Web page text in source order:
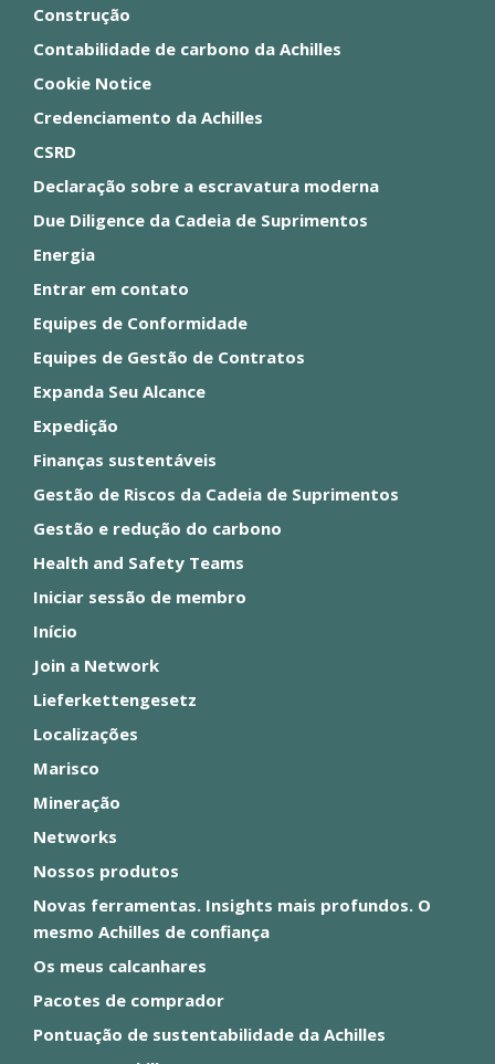
Construção
Contabilidade de carbono da Achilles
Cookie Notice
Credenciamento da Achilles
CSRD
Declaração sobre a escravatura moderna
Due Diligence da Cadeia de Suprimentos
Energia
Entrar em contato
Equipes de Conformidade
Equipes de Gestão de Contratos
Expanda Seu Alcance
Expedição
Finanças sustentáveis
Gestão de Riscos da Cadeia de Suprimentos
Gestão e redução do carbono
Health and Safety Teams
Iniciar sessão de membro
Início
Join a Network
Lieferkettengesetz
Localizações
Marisco
Mineração
Networks
Nossos produtos
Novas ferramentas. Insights mais profundos. O
mesmo Achilles de confiança
Os meus calcanhares
Pacotes de comprador
Pontuação de sustentabilidade da Achilles